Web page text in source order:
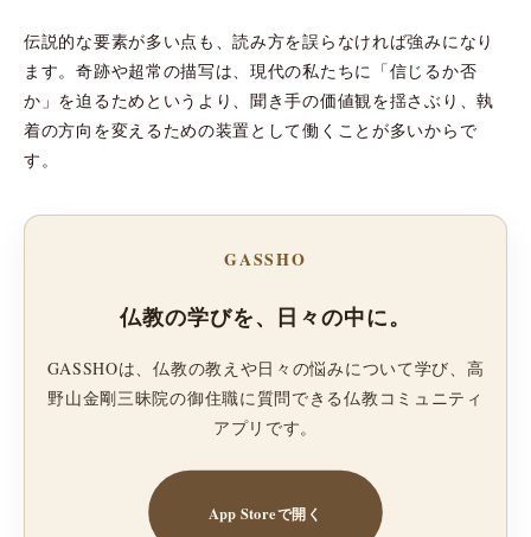
伝説的な要素が多い点も、読み方を誤らなければ強みになり
ます。奇跡や超常の描写は、現代の私たちに「信じるか否
か」を迫るためというより、聞き手の価値観を揺さぶり、執
着の方向を変えるための装置として働くことが多いからで
す。
GASSHO
仏教の学びを、日々の中に。
GASSHOは、仏教の教えや日々の悩みについて学び、高
野山金剛三昧院の御住職に質問できる仏教コミュニティ
アプリです。
App Storeで開く